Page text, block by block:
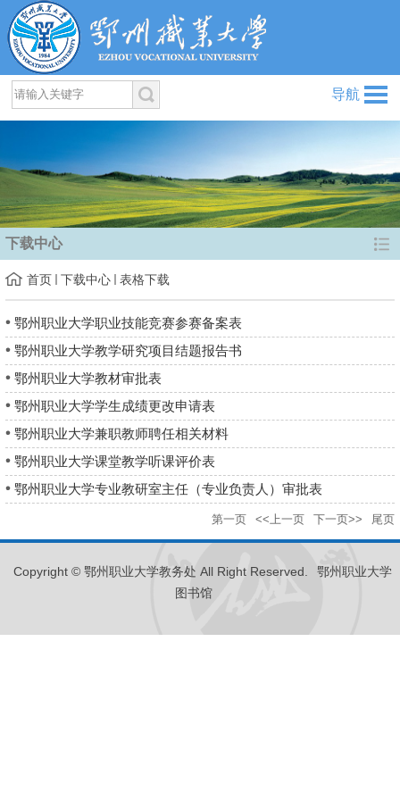
导航
下载中心
首页 下载中心 表格下载
鄂州职业大学职业技能竞赛参赛备案表
鄂州职业大学教学研究项目结题报告书
鄂州职业大学教材审批表
鄂州职业大学学生成绩更改申请表
鄂州职业大学兼职教师聘任相关材料
鄂州职业大学课堂教学听课评价表
鄂州职业大学专业教研室主任（专业负责人）审批表
第一页 <<上一页 下一页>> 尾页
Copyright © 鄂州职业大学教务处 All Right Reserved.
鄂州职业大学
图书馆